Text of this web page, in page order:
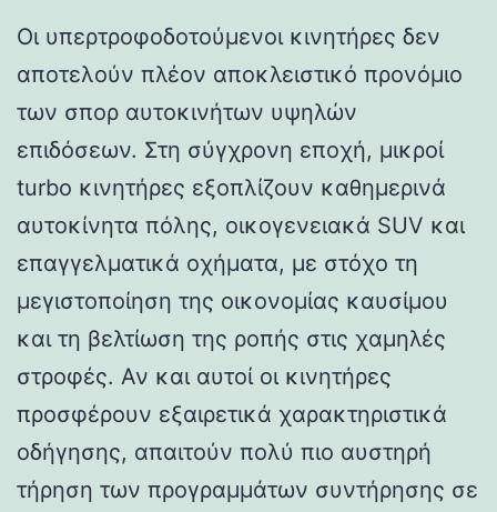
Οι υπερτροφοδοτούμενοι κινητήρες δεν
αποτελούν πλέον αποκλειστικό προνόμιο
των σπορ αυτοκινήτων υψηλών
επιδόσεων. Στη σύγχρονη εποχή, μικροί
turbo κινητήρες εξοπλίζουν καθημερινά
αυτοκίνητα πόλης, οικογενειακά SUV και
επαγγελματικά οχήματα, με στόχο τη
μεγιστοποίηση της οικονομίας καυσίμου
και τη βελτίωση της ροπής στις χαμηλές
στροφές. Αν και αυτοί οι κινητήρες
προσφέρουν εξαιρετικά χαρακτηριστικά
οδήγησης, απαιτούν πολύ πιο αυστηρή
τήρηση των προγραμμάτων συντήρησης σε